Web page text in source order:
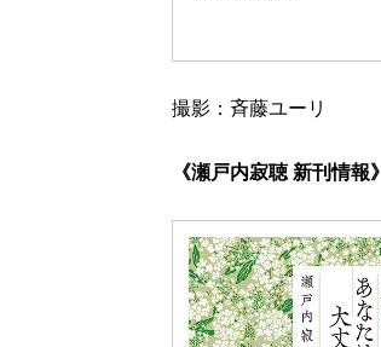
撮影：斉藤ユーリ
《瀬戸内寂聴 新刊情報》